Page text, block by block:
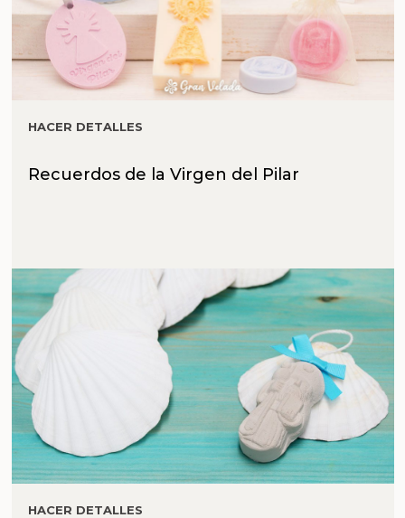
HACER DETALLES
Recuerdos de la Virgen del Pilar
HACER DETALLES